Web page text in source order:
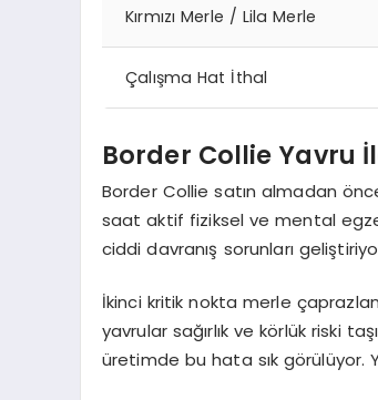
Kırmızı Merle / Lila Merle
Çalışma Hat İthal
Border Collie Yavru
Border Collie satın almadan
saat aktif fiziksel ve mental
ciddi davranış sorunları
İkinci kritik nokta merle
yavrular sağırlık ve körlük riski
üretimde bu hata sık görülüyor.